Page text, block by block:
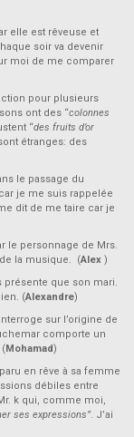
elle est rêveuse et
soir va devenir
moi de me comparer
pour plusieurs
ont des “colonnes
“des fruits d’or
étranges: des
le passage du
je me suis rappelée
dit de me taire car je
le personnage de Mrs.
la musique. (Alex )
présente que son mari.
(Alexandre)
sur l’origine de
comporte un
(Mohamad)
en rêve à sa femme
débiles entre
k qui, comme moi,
ses expressions”. J’ai